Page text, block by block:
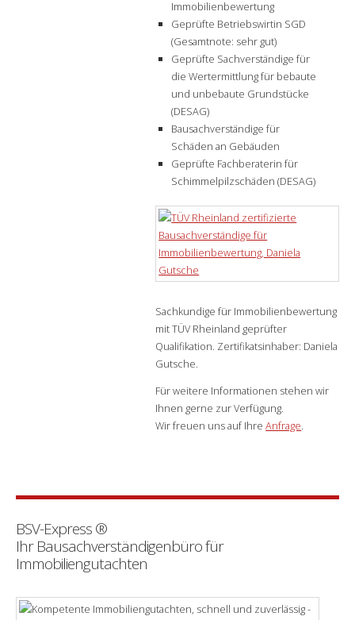
Immobilienbewertung
Geprüfte Betriebswirtin SGD
(Gesamtnote: sehr gut)
Geprüfte Sachverständige für
die Wertermittlung für bebaute
und unbebaute Grundstücke
(DESAG)
Bausachverständige für
Schäden an Gebäuden
Geprüfte Fachberaterin für
Schimmelpilzschäden (DESAG)
Sachkundige für Immobilienbewertung
mit TÜV Rheinland geprüfter
Qualifikation. Zertifikatsinhaber: Daniela
Gutsche.
Für weitere Informationen stehen wir
Ihnen gerne zur Verfügung.
Wir freuen uns auf IhreAnfrage.
BSV-Express®
Ihr Bausachverständigenbüro für
Immobiliengutachten